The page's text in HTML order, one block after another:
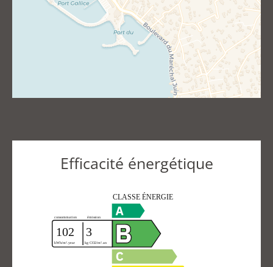
Efficacité énergétique